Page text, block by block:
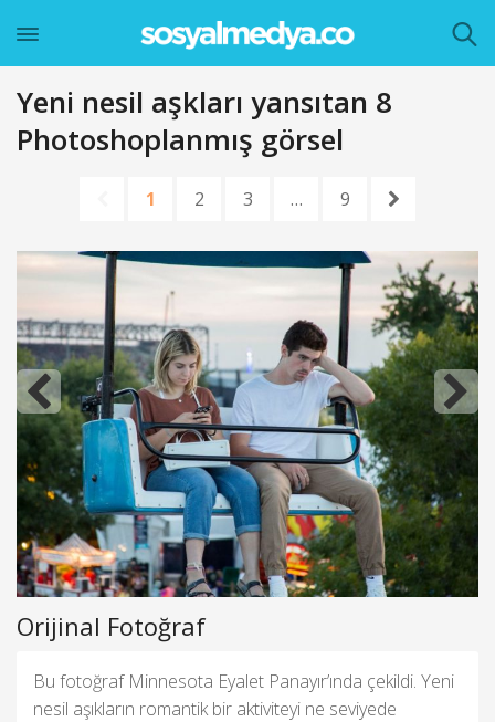
Yeni nesil aşkları yansıtan 8
Photoshoplanmış görsel
1 2 3 … 9
Orijinal Fotoğraf
Bu fotoğraf Minnesota Eyalet Panayır’ında çekildi. Yeni
nesil aşıkların romantik bir aktiviteyi ne seviyede